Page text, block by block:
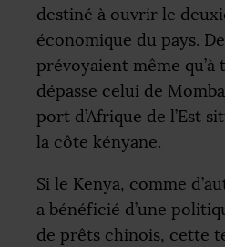
destiné à ouvrir le
économique du pays.
prévoyaient même
dépasse celui de
port d’Afrique de l’Est
la côte kényane.
Si le Kenya, comme
a bénéficié d’une
de prêts chinois, cette